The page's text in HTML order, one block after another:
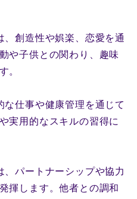
創造性や娯楽、恋愛を通
や子供との関わり、趣味
。
仕事や健康管理を通じて
実用的なスキルの習得に
パートナーシップや協力
揮します。他者との調和